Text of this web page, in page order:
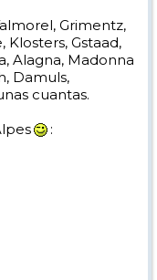
Grimentz,
Klosters, Gstaad,
Alagna, Madonna
Damuls,
cuantas.
: